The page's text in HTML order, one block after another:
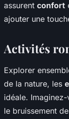
assurent confort
ajouter une
Activités
Explorer
de la nature, les
idéale.
le bruissement